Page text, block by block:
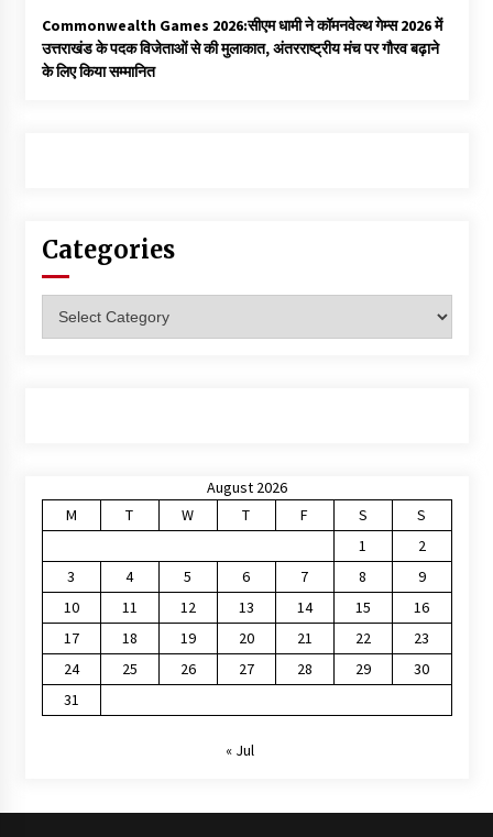
Commonwealth Games 2026:सीएम धामी ने कॉमनवेल्थ गेम्स 2026 में
उत्तराखंड के पदक विजेताओं से की मुलाकात, अंतरराष्ट्रीय मंच पर गौरव बढ़ाने
के लिए किया सम्मानित
Categories
August 2026
M
T W T F S
S
1
2
3
4 5 6 7 8
9
10
11 12 13 14 15
16
17
18 19 20 21 22
23
24
25 26 27 28 29
30
31
« Jul